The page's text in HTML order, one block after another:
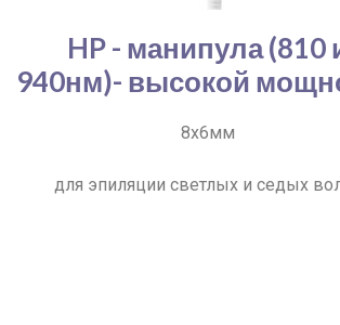
HP - манипула (810
940нм)- высокой
8х6мм
для эпиляции светлых и седых